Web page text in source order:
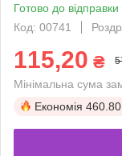
Готово до відправки
Код: 00741
115,20 ₴
Мінімальна сума
Економія